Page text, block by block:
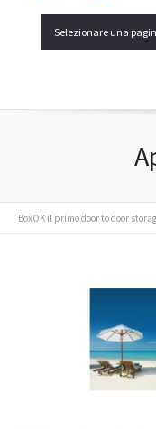
Selezionare una
BoxOK il primo door to door